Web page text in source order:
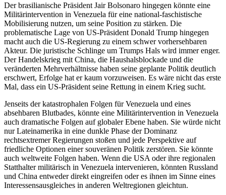
Der brasilianische Präsident Jair Bolsonaro hingegen könnte eine
Militärintervention in Venezuela für eine national-faschistische
Mobilisierung nutzen, um seine Position zu stärken. Die
problematische Lage von US-Präsident Donald Trump hingegen
macht auch die US-Regierung zu einem schwer vorhersehbaren
Akteur. Die juristische Schlinge um Trumps Hals wird immer enger.
Der Handelskrieg mit China, die Haushalsblockade und die
veränderten Mehrverhältnisse haben seine geplante Politik deutlich
erschwert, Erfolge hat er kaum vorzuweisen. Es wäre nicht das erste
Mal, dass ein US-Präsident seine Rettung in einem Krieg sucht.
Jenseits der katastrophalen Folgen für Venezuela und eines
absehbaren Blutbades, könnte eine Militärintervention in Venezuela
auch dramatische Folgen auf globaler Ebene haben. Sie würde nicht
nur Lateinamerika in eine dunkle Phase der Dominanz
rechtsextremer Regierungen stoßen und jede Perspektive auf
friedliche Optionen einer souveränen Politik zerstören. Sie könnte
auch weltweite Folgen haben. Wenn die USA oder ihre regionalen
Statthalter militärisch in Venezuela intervenieren, könnten Russland
und China entweder direkt eingreifen oder es ihnen im Sinne eines
Interessensausgleiches in anderen Weltregionen gleichtun.